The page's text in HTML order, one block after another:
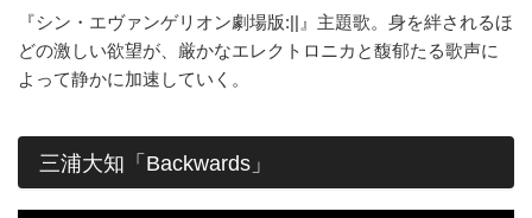
『シン・エヴァンゲリオン劇場版:||』主題歌。身を絆されるほ
どの激しい欲望が、厳かなエレクトロニカと馥郁たる歌声に
よって静かに加速していく。
三浦大知「Backwards」